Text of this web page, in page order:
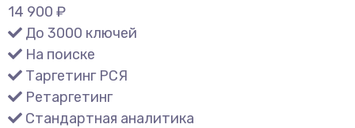
14 900 ₽
До 3000 ключей
На поиске
Таргетинг РСЯ
Ретаргетинг
Стандартная аналитика